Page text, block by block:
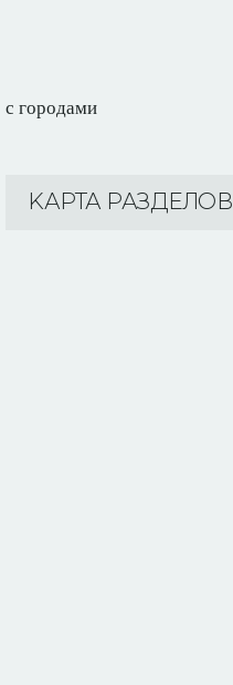
с городами
KАРТА РАЗДЕЛОВ